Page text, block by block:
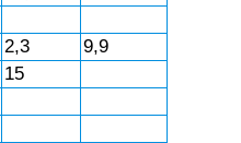
2,3
9,9
15